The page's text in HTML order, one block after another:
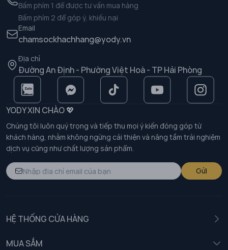
Bấm phím 1 để được tư vấn mua hàng
Bấm phím 2 để góp ý, khiếu nại
Email
chamsockhachhang@yody.vn
Địa chỉ
Đường An Định - Phường Việt Hoà - TP Hải Phòng
YODY XIN CHÀO 💖
Chúng tôi luôn quý trọng và tiếp thu mọi ý kiến đóng góp từ
khách hàng, nhằm không ngừng cải thiện và nâng tầm trải nghiệm
dịch vụ cũng như chất lượng sản phẩm.
Gửi
HỆ THỐNG CỬA HÀNG
MUA SẮM